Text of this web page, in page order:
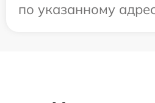
по указанному